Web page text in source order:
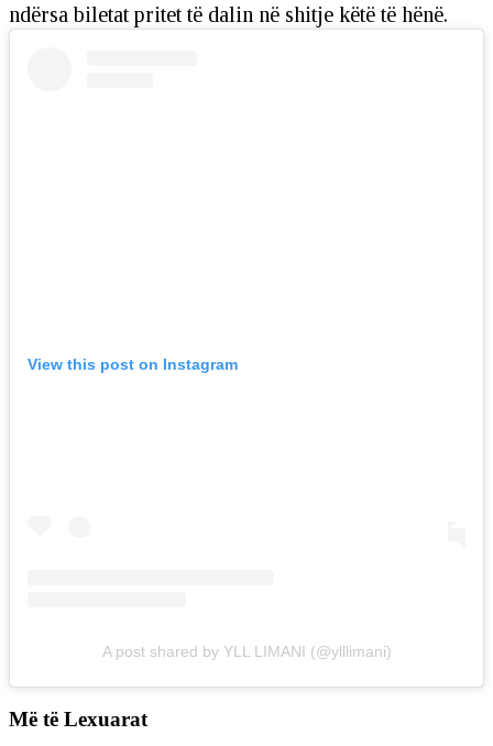
ndërsa biletat pritet të dalin në shitje këtë të hënë.
View this post on Instagram
A post shared by YLL LIMANI (@ylllimani)
Më të Lexuarat